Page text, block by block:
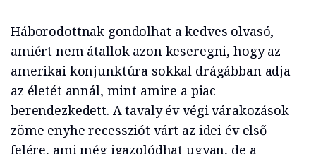
Háborodottnak gondolhat a kedves olvasó,
amiért nem átallok azon keseregni, hogy az
amerikai konjunktúra sokkal drágábban adja
az életét annál, mint amire a piac
berendezkedett. A tavaly év végi várakozások
zöme enyhe recessziót várt az idei év első
felére, ami még igazolódhat ugyan, de a